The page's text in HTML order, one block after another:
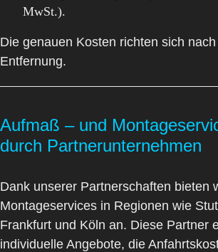
MwSt.).
Die genauen Kosten richten sich
Entfernung.
Aufmaß – und
durch Partnerunternehmen
Dank unserer Partnerschaften bieten
Montageservices in Regionen wie
Frankfurt und Köln an. Diese Partner
individuelle Angebote, die